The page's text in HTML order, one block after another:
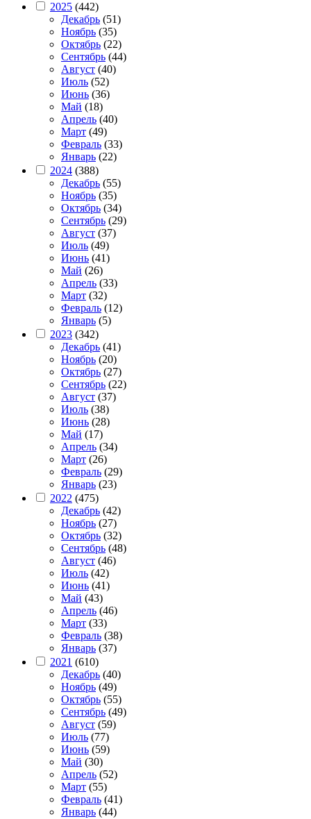
2025 (442)
Декабрь (51)
Ноябрь (35)
Октябрь (22)
Сентябрь (44)
Август (40)
Июль (52)
Июнь (36)
Май (18)
Апрель (40)
Март (49)
Февраль (33)
Январь (22)
2024 (388)
Декабрь (55)
Ноябрь (35)
Октябрь (34)
Сентябрь (29)
Август (37)
Июль (49)
Июнь (41)
Май (26)
Апрель (33)
Март (32)
Февраль (12)
Январь (5)
2023 (342)
Декабрь (41)
Ноябрь (20)
Октябрь (27)
Сентябрь (22)
Август (37)
Июль (38)
Июнь (28)
Май (17)
Апрель (34)
Март (26)
Февраль (29)
Январь (23)
2022 (475)
Декабрь (42)
Ноябрь (27)
Октябрь (32)
Сентябрь (48)
Август (46)
Июль (42)
Июнь (41)
Май (43)
Апрель (46)
Март (33)
Февраль (38)
Январь (37)
2021 (610)
Декабрь (40)
Ноябрь (49)
Октябрь (55)
Сентябрь (49)
Август (59)
Июль (77)
Июнь (59)
Май (30)
Апрель (52)
Март (55)
Февраль (41)
Январь (44)